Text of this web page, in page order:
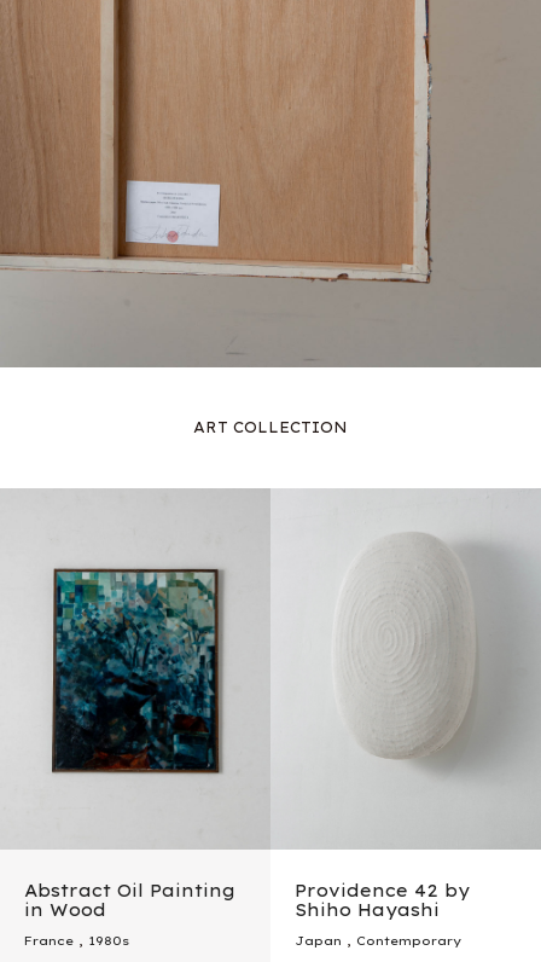
ART COLLECTION
Abstract Oil Painting
in Wood
France , 1980s
Providence 42 by
Shiho Hayashi
Japan , Contemporary